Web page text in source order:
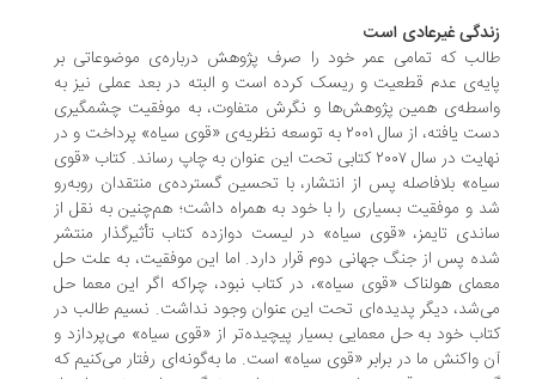
غیرعادی است
که تمامی عمر خود را صرف پژوهش درباره‌ی موضوعاتی بر
عدم قطعیت و ریسک کرده است و البته در بعد عملی نیز به
همین پژوهش‌ها و نگرش متفاوت، به موفقیت چشمگیری
دست یافته، از سال ۲۰۰۱ به توسعه نظریه‌ی «قوی سیاه» پرداخت و در
نهایت در سال ۲۰۰۷ کتابی تحت این عنوان به چاپ رساند. کتاب «قوی
بلافاصله پس از انتشار، با تحسین گسترده‌ی منتقدان روبه‌رو
و موفقیت بسیاری را با خود به همراه داشت؛ هم‌چنین به نقل از
تایمز، «قوی سیاه» در لیست دوازده کتاب تأثیرگذار منتشر
پس از جنگ جهانی دوم قرار دارد. اما این موفقیت، به علت حل
هولناک «قوی سیاه»، در کتاب نبود، چراکه اگر این معما حل
دیگر پدیده‌ای تحت این عنوان وجود نداشت. نسیم طالب در
خود به حل معمایی بسیار پیچیده‌تر از «قوی سیاه» می‌پردازد و
واکنش ما در برابر «قوی سیاه» است. ما به‌گونه‌ای رفتار می‌کنیم که